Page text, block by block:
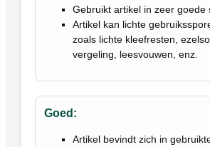
Gebruikt artikel in zeer goede
Artikel kan lichte
zoals lichte kleefresten,
vergeling, leesvouwen, enz.
Goed:
Artikel bevindt zich in